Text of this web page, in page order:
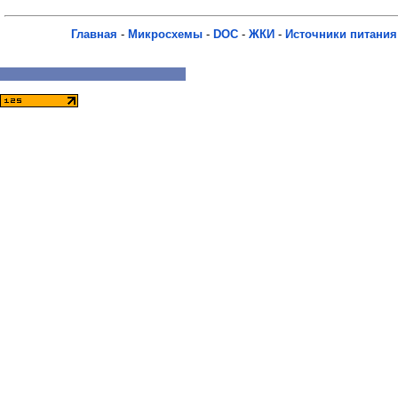
Главная - Микросхемы - DOC - ЖКИ - Источники питания